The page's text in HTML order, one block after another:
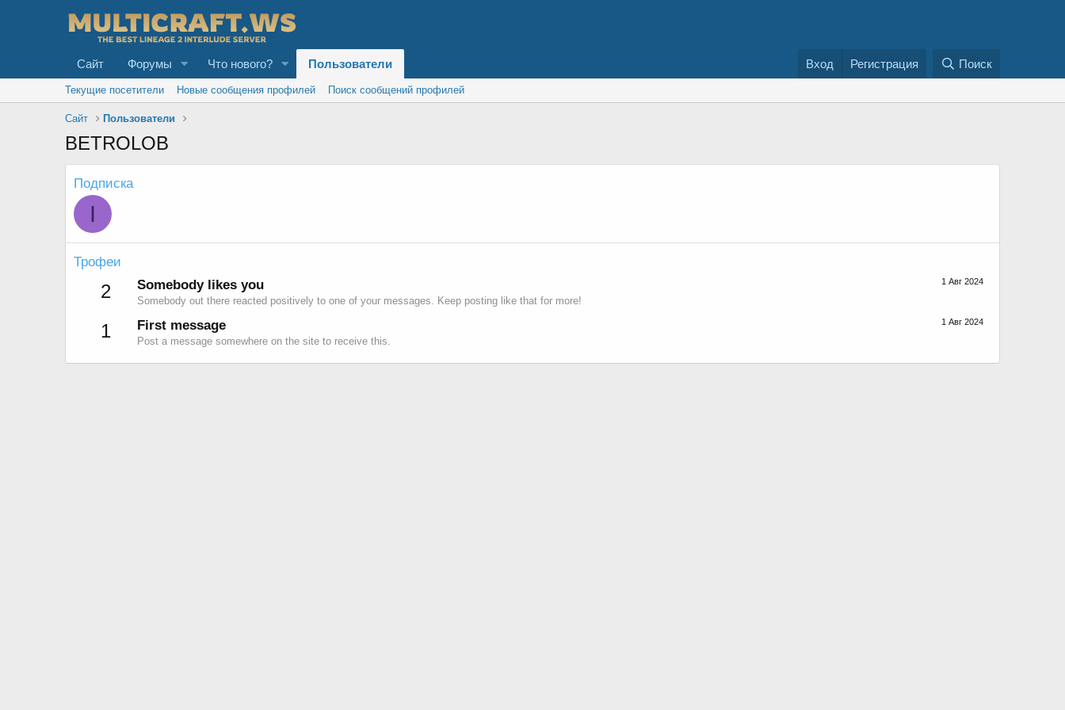
Сайт Форумы Что нового? Пользователи Вход Регистрация Поиск
Текущие посетители Новые сообщения профилей Поиск сообщений профилей
Сайт Пользователи
BETROLOB
Подписка
I
Трофеи
2 1 Авг 2024
Somebody likes you
Somebody out there reacted positively to one of your messages. Keep posting like that for more!
1 1 Авг 2024
First message
Post a message somewhere on the site to receive this.